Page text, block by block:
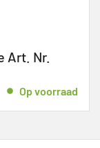
Art. Nr.
Op voorraad